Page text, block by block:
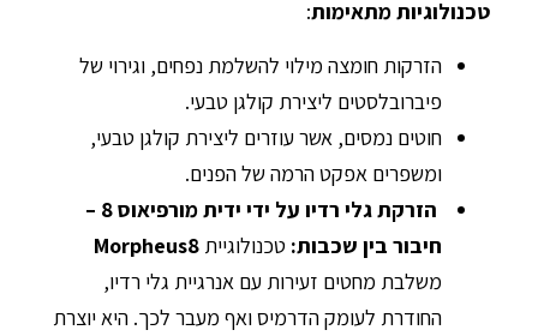
טכנולוגיות מתאימות:
הזרקות חומצה מילוי להשלמת נפחים, וגירוי של
פיברובלסטים ליצירת קולגן טבעי.
חוטים נמסים, אשר עוזרים ליצירת קולגן טבעי,
ומשפרים אפקט הרמה של הפנים.
הזרקת גלי רדיו על ידי ידית מורפיאוס 8 –
חיבור בין שכבות: טכנולוגיית Morpheus8
משלבת מחטים זעירות עם אנרגיית גלי רדיו,
החודרת לעומק הדרמיס ואף מעבר לכך. היא יוצרת